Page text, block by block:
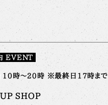
EVENT
時～20時 ※最終日17時まで
UP SHOP